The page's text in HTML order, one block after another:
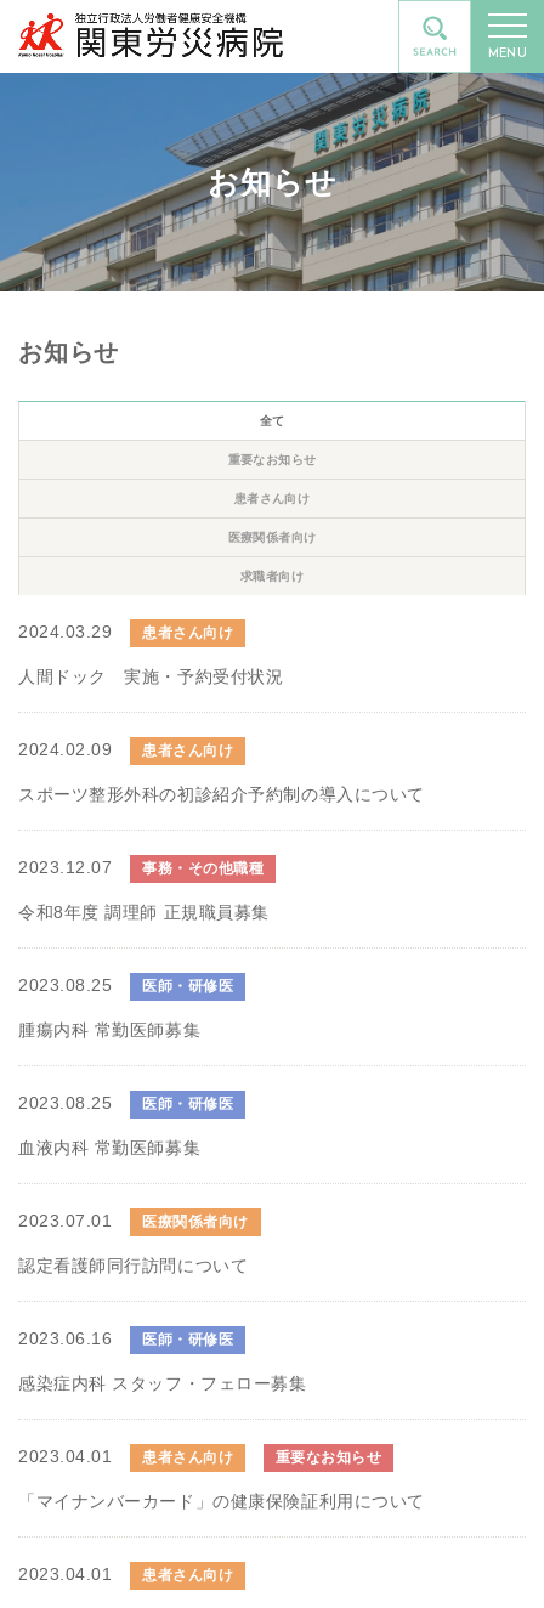
MENU
お知らせ
お知らせ
全て
重要なお知らせ
患者さん向け
医療関係者向け
求職者向け
2024.03.29 患者さん向け
人間ドック 実施・予約受付状況
2024.02.09 患者さん向け
スポーツ整形外科の初診紹介予約制の導入について
2023.12.07 事務・その他職種
令和8年度 調理師 正規職員募集
2023.08.25 医師・研修医
腫瘍内科 常勤医師募集
2023.08.25 医師・研修医
血液内科 常勤医師募集
2023.07.01 医療関係者向け
認定看護師同行訪問について
2023.06.16 医師・研修医
感染症内科 スタッフ・フェロー募集
2023.04.01 患者さん向け 重要なお知らせ
「マイナンバーカード」の健康保険証利用について
2023.04.01 患者さん向け